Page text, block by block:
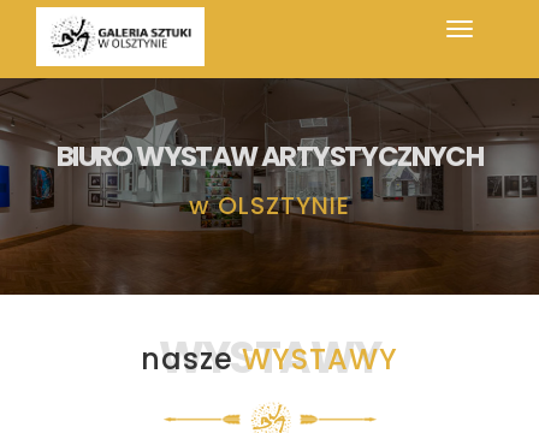
BIURO WYSTAW ARTYSTYCZNYCH
w OLSZTYNIE
WYSTAWY
naszeWYSTAWY